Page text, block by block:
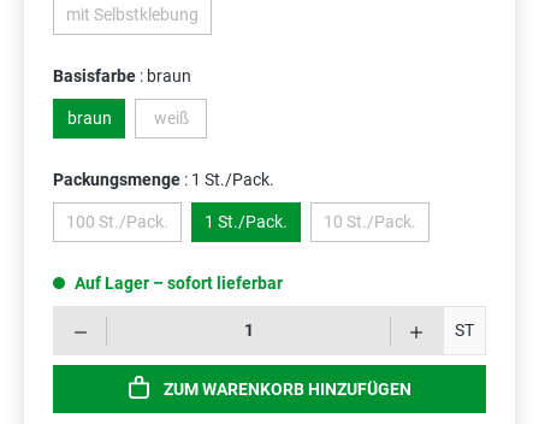
mit Selbstklebung(Diese Option ist zurzeit nicht verfügbar.)
Basisfarbe : braun
braun weiß(Diese Option ist zurzeit nicht verfügbar.)
Packungsmenge : 1 St./Pack.
100 St./Pack.(Diese Option ist zurzeit nicht verfügbar.)
1 St./Pack. 10 St./Pack.(Diese Option ist zurzeit
Auf Lager – sofort lieferbar
ST
ZUM WARENKORB HINZUFÜGEN